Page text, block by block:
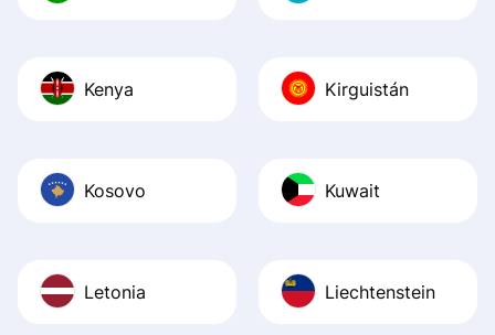
Kenya Kirguistán
Kosovo Kuwait
Letonia Liechtenstein